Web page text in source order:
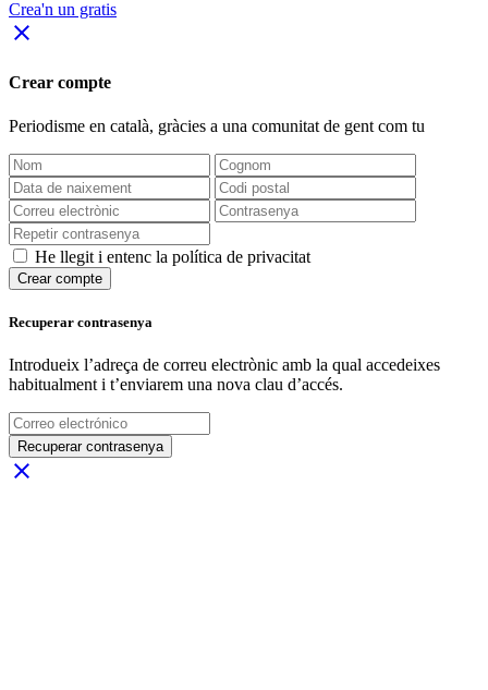
Crea'n un gratis
close
Crear compte
Periodisme en català, gràcies a una comunitat de gent com tu
He llegit i entenc la política de privacitat
Crear compte
Recuperar contrasenya
Introdueix l’adreça de correu electrònic amb la qual accedeixes
habitualment i t’enviarem una nova clau d’accés.
Recuperar contrasenya
close